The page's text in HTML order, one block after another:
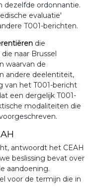
dezelfde ordonnantie.
evaluatie'
T001-berichten.
die
naar Brussel
waarvan de
andere deelentiteit,
van het T001-bericht
een dergelijk T001-
modaliteiten die
antwoordt het CEAH
beslissing bevat over
aandoening.
voor de termijn die in